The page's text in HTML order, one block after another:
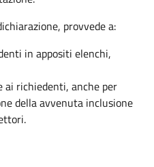
provvede a:
in appositi elenchi,
richiedenti, anche per
della avvenuta inclusione